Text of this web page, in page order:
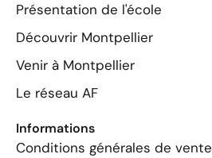
Présentation de l'école
Découvrir Montpellier
Venir à Montpellier
Le réseau AF
Informations
Conditions générales de vente